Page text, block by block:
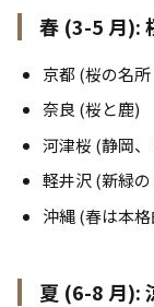
春 (3-5 月):
京都 (桜の名
奈良 (桜と鹿)
河津桜 (静岡、
軽井沢 (新緑
沖縄 (春は本
夏 (6-8 月):